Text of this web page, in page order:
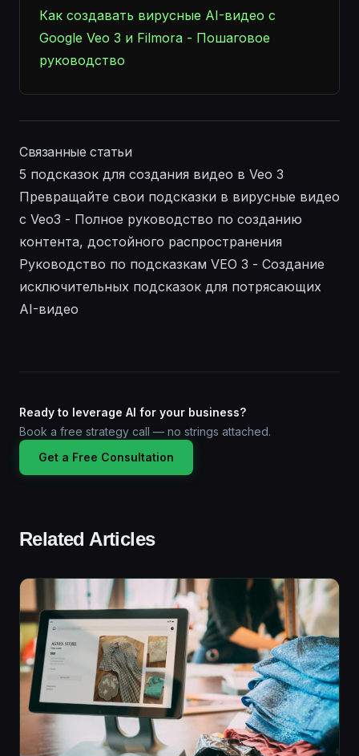
Как создавать вирусные AI-видео с
Google Veo 3 и Filmora - Пошаговое
руководство
Связанные статьи
5 подсказок для создания видео в Veo 3
Превращайте свои подсказки в вирусные видео
с Veo3 - Полное руководство по созданию
контента, достойного распространения
Руководство по подсказкам VEO 3 - Создание
исключительных подсказок для потрясающих
AI-видео
Ready to leverage AI for your business?
Book a free strategy call — no strings attached.
Get a Free Consultation
Related Articles